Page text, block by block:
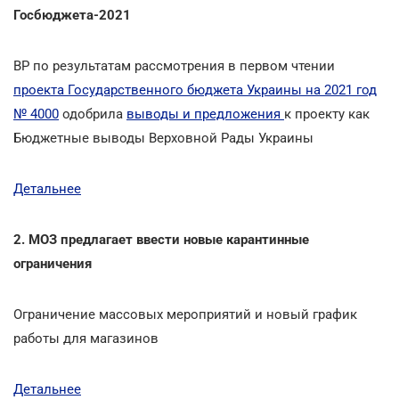
Госбюджета-2021
ВР по результатам рассмотрения в первом чтении
проекта Государственного бюджета Украины на 2021 год
№ 4000 одобрила выводы и предложения к проекту как
Бюджетные выводы Верховной Рады Украины
Детальнее
2. МОЗ предлагает ввести новые карантинные
ограничения
Ограничение массовых мероприятий и новый график
работы для магазинов
Детальнее